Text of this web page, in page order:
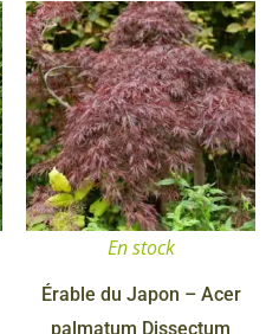
En stock
Érable du Japon – Acer
palmatum Dissectum
Ce
a